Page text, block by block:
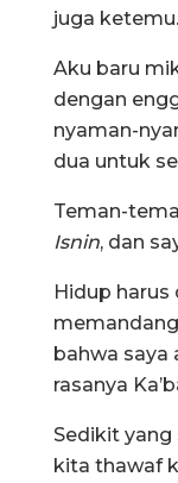
juga ketemu.
Aku baru
dengan
nyaman-
dua untuk
Teman-
Isnin, dan
Hidup harus
memandang
bahwa saya
rasanya
Sedikit
kita thawaf